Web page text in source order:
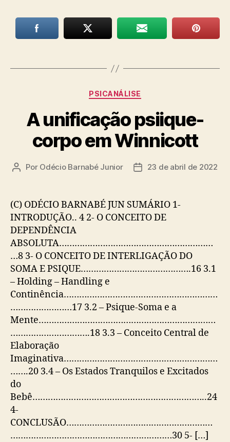
Categorias
PSICANÁLISE
A unificação psiique-
corpo em Winnicott
Autor
Por Odécio Barnabé Junior
Data23 de abril de 2022
(C) ODÉCIO BARNABÉ JUN SUMÁRIO 1-
INTRODUÇÃO.. 4 2- O CONCEITO DE
DEPENDÊNCIA
ABSOLUTA……………………………………………………
…8 3- O CONCEITO DE INTERLIGAÇÃO DO
SOMA E PSIQUE…………………………………….16 3.1
– Holding – Handling e
Continência……………………………………………………
……………………17 3.2 – Psique-Soma e a
Mente……………………………………………………………
………………………….18 3.3 – Conceito Central de
Elaboração
Imaginativa……………………………………………………
…….20 3.4 – Os Estados Tranquilos e Excitados
do
Bebê…………………………………………………………..24
4-
CONCLUSÃO…………………………………………………
………………………………………………………30 5- […]